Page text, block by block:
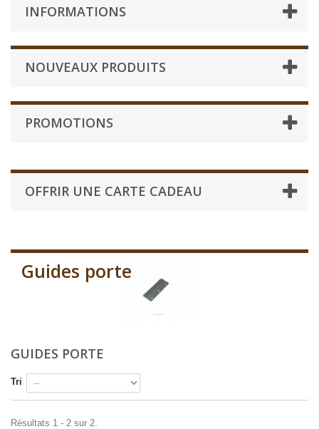
INFORMATIONS
NOUVEAUX PRODUITS
PROMOTIONS
OFFRIR UNE CARTE CADEAU
Guides porte
GUIDES PORTE
Tri
Résultats 1 - 2 sur 2.